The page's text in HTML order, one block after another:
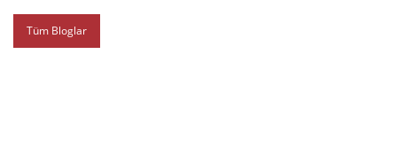
Tüm Bloglar